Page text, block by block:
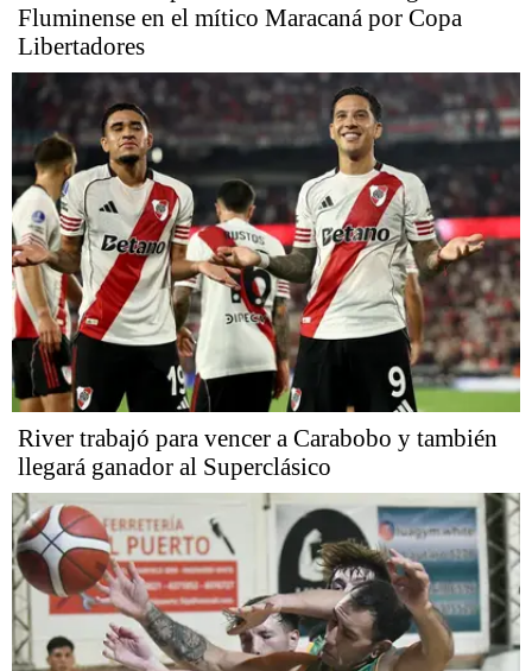
Fluminense en el mítico Maracaná por Copa
Libertadores
River trabajó para vencer a Carabobo y también
llegará ganador al Superclásico